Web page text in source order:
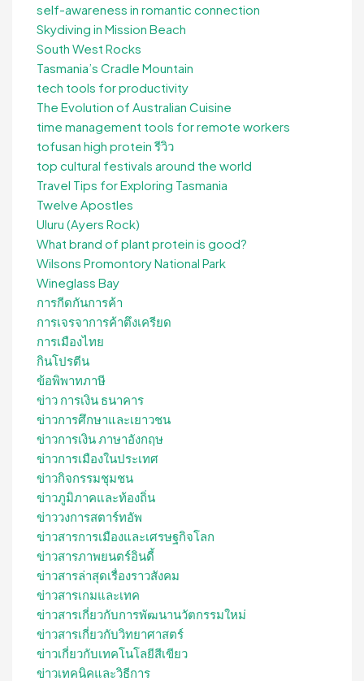
self-awareness in romantic connection
Skydiving in Mission Beach
South West Rocks
Tasmania’s Cradle Mountain
tech tools for productivity
The Evolution of Australian Cuisine
time management tools for remote workers
tofusan high protein รีวิว
top cultural festivals around the world
Travel Tips for Exploring Tasmania
Twelve Apostles
Uluru (Ayers Rock)
What brand of plant protein is good?
Wilsons Promontory National Park
Wineglass Bay
การกีดกันการค้า
การเจรจาการค้าตึงเครียด
การเมืองไทย
กินโปรตีน
ข้อพิพาทภาษี
ข่าว การเงิน ธนาคาร
ข่าวการศึกษาและเยาวชน
ข่าวการเงิน ภาษาอังกฤษ
ข่าวการเมืองในประเทศ
ข่าวกิจกรรมชุมชน
ข่าวภูมิภาคและท้องถิ่น
ข่าววงการสตาร์ทอัพ
ข่าวสารการเมืองและเศรษฐกิจโลก
ข่าวสารภาพยนตร์อินดี้
ข่าวสารล่าสุดเรื่องราวสังคม
ข่าวสารเกมและเทค
ข่าวสารเกี่ยวกับการพัฒนานวัตกรรมใหม่
ข่าวสารเกี่ยวกับวิทยาศาสตร์
ข่าวเกี่ยวกับเทคโนโลยีสีเขียว
ข่าวเทคนิคและวิธีการ